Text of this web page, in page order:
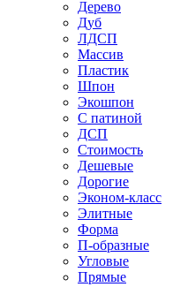
Дерево
Дуб
ЛДСП
Массив
Пластик
Шпон
Экошпон
С патиной
ДСП
Стоимость
Дешевые
Дорогие
Эконом-класс
Элитные
Форма
П-образные
Угловые
Прямые